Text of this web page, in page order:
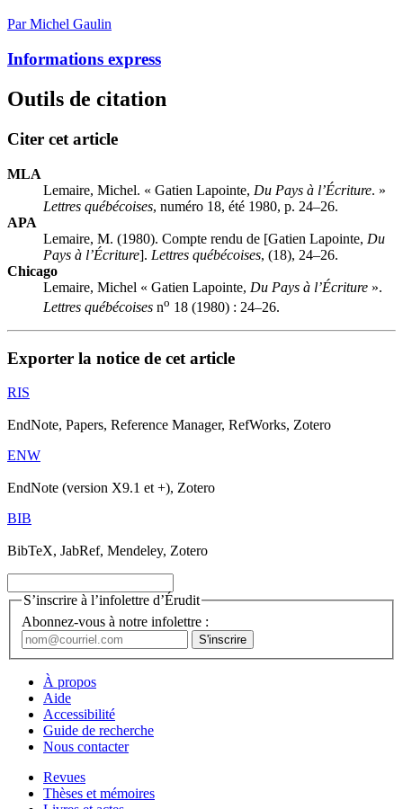
Par Michel Gaulin
Informations express
Outils de citation
Citer cet article
MLA
Lemaire, Michel. « Gatien Lapointe, Du Pays à l’Écriture. »
Lettres québécoises, numéro 18, été 1980, p. 24–26.
APA
Lemaire, M. (1980). Compte rendu de [Gatien Lapointe, Du
Pays à l’Écriture]. Lettres québécoises, (18), 24–26.
Chicago
Lemaire, Michel « Gatien Lapointe, Du Pays à l’Écriture ».
Lettres québécoises no 18 (1980) : 24–26.
Exporter la notice de cet article
RIS
EndNote, Papers, Reference Manager, RefWorks, Zotero
ENW
EndNote (version X9.1 et +), Zotero
BIB
BibTeX, JabRef, Mendeley, Zotero
S’inscrire à l’infolettre d’Érudit
Abonnez-vous à notre infolettre :
À propos
Aide
Accessibilité
Guide de recherche
Nous contacter
Revues
Thèses et mémoires